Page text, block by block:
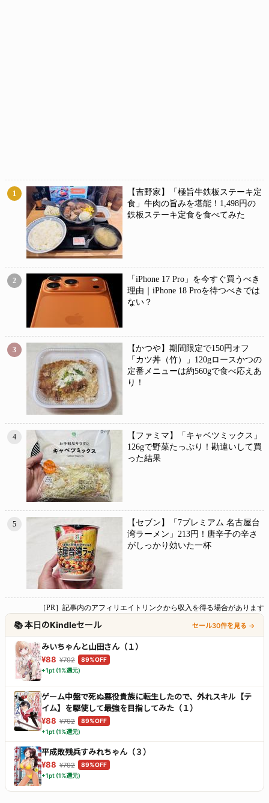
1
【吉野家】「極旨牛鉄板ステーキ定
食」牛肉の旨みを堪能！1,498円の
鉄板ステーキ定食を食べてみた
2
「iPhone 17 Pro」を今すぐ買うべき
理由｜iPhone 18 Proを待つべきでは
ない？
3
【かつや】期間限定で150円オフ
「カツ丼（竹）」120gロースかつの
定番メニューは約560gで食べ応えあ
り！
4
【ファミマ】「キャベツミックス」
126gで野菜たっぷり！勘違いして買
った結果
5
【セブン】「7プレミアム 名古屋台
湾ラーメン」213円！唐辛子の辛さ
がしっかり効いた一杯
［PR］記事内のアフィリエイトリンクから収入を得る場合があります
📚 本日のKindleセール セール30件を見る →
みいちゃんと山田さん（１）
¥88 ¥792
89%OFF
+1pt (1%還元)
ゲーム中盤で死ぬ悪役貴族に転生したので、外れスキル【テ
イム】を駆使して最強を目指してみた（１）
¥88 ¥792
89%OFF
+1pt (1%還元)
平成敗残兵すみれちゃん（３）
¥88 ¥792
89%OFF
+1pt (1%還元)